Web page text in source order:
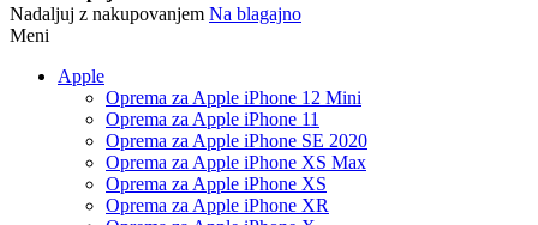
Nadaljuj z nakupovanjem Na blagajno
Meni
Apple
Oprema za Apple iPhone 12 Mini
Oprema za Apple iPhone 11
Oprema za Apple iPhone SE 2020
Oprema za Apple iPhone XS Max
Oprema za Apple iPhone XS
Oprema za Apple iPhone XR